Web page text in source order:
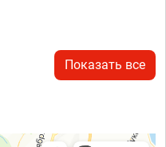
Показать все